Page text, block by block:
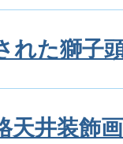
れた獅子
天井装飾画